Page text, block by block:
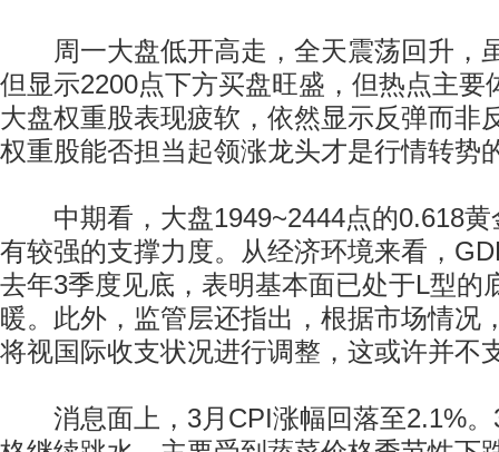
周一大盘低开高走，全天震荡回升，
但显示2200点下方买盘旺盛，但热点主要
大盘权重股表现疲软，依然显示反弹而非
权重股能否担当起领涨龙头才是行情转势
中期看，大盘1949~2444点的0.618黄
有较强的支撑力度。从经济环境来看，
去年3季度见底，表明基本面已处于L型的
暖。此外，监管层还指出，根据市场情况
将视国际收支状况进行调整，这或许并不
消息面上，3月CPI涨幅回落至2.1%。